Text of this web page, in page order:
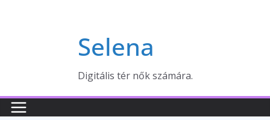
Selena
Digitális tér nők számára.